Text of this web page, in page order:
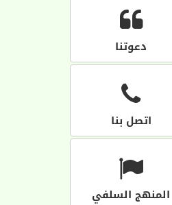
دعوتنا
اتصل بنا
المنهج السلفي